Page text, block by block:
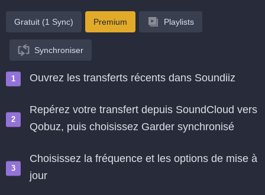
Gratuit (1 Sync) Premium Playlists
Synchroniser
Ouvrez les transferts récents dans Soundiiz
Repérez votre transfert depuis SoundCloud vers
Qobuz, puis choisissez Garder synchronisé
Choisissez la fréquence et les options de mise à
jour